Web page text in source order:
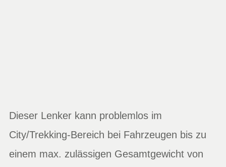
Dieser Lenker kann problemlos im
City/Trekking-Bereich bei Fahrzeugen bis zu
einem max. zulässigen Gesamtgewicht von